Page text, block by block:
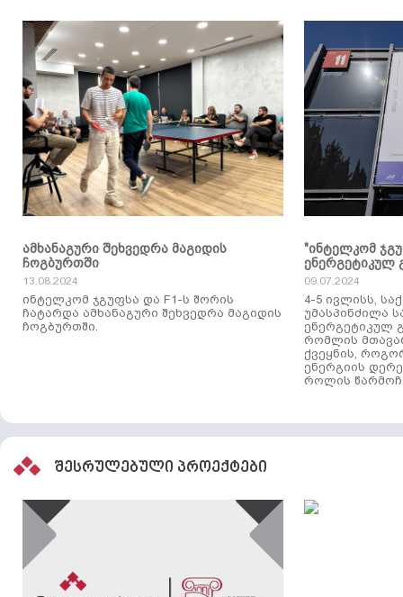
ამხანაგური შეხვედრა მაგიდის
ჩოგბურთში
13.08.2024
ინტელკომ ჯგუფსა და F1-ს შორის
ჩატარდა ამხანაგური შეხვედრა მაგიდის
ჩოგბურთში.
"ინტელკომ
ენერგეტიკულ
09.07.2024
4-5 ივლისს,
უმასპინძილა
ენერგეტიკულ
რომლის
ქვეყნის,
ენერგიის
როლის
შესრულებული პროექტები